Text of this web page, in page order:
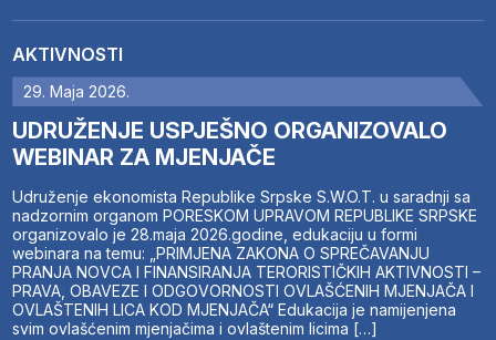
AKTIVNOSTI
29. Maja 2026.
UDRUŽENJE USPJEŠNO ORGANIZOVALO
WEBINAR ZA MJENJAČE
Udruženje ekonomista Republike Srpske S.W.O.T. u saradnji sa
nadzornim organom PORESKOM UPRAVOM REPUBLIKE SRPSKE
organizovalo je 28.maja 2026.godine, edukaciju u formi
webinara na temu: „PRIMJENA ZAKONA O SPREČAVANJU
PRANJA NOVCA I FINANSIRANJA TERORISTIČKIH AKTIVNOSTI –
PRAVA, OBAVEZE I ODGOVORNOSTI OVLAŠĆENIH MJENJAČA I
OVLAŠTENIH LICA KOD MJENJAČA“ Edukacija je namijenjena
svim ovlašćenim mjenjačima i ovlaštenim licima […]